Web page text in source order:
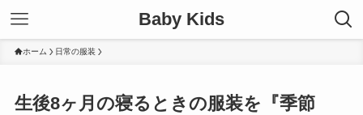
Baby Kids
ホーム 日常の服装
生後8ヶ月の寝るときの服装を『季節